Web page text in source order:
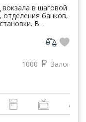
в шаговой
В
1000 Залог